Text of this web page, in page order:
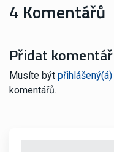
4 Komentářů
Přidat komentář
Musíte být přihlášený(á)
komentářů.